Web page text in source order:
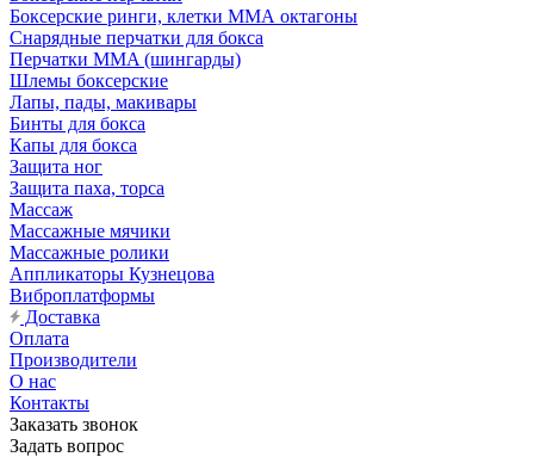
Боксерские ринги, клетки ММА октагоны
Снарядные перчатки для бокса
Перчатки MMA (шингарды)
Шлемы боксерские
Лапы, пады, макивары
Бинты для бокса
Капы для бокса
Защита ног
Защита паха, торса
Массаж
Массажные мячики
Массажные ролики
Аппликаторы Кузнецова
Виброплатформы
Доставка
Оплата
Производители
О нас
Контакты
Заказать звонок
Задать вопрос